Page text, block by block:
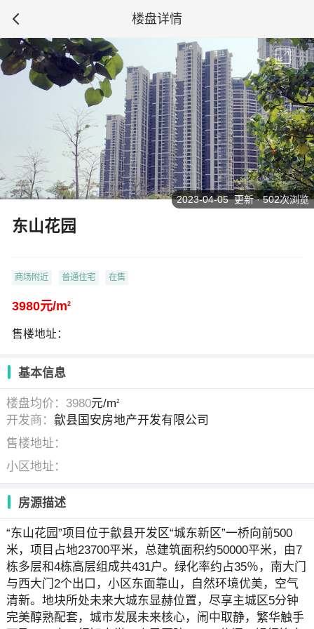
楼盘详情
东山花园
商场附近 普通住宅 在售
3980元/m2
售楼地址：
2023-04-05 更新 · 502次浏览
基本信息
楼盘均价：3980元/m2
开发商：歙县国安房地产开发有限公司
售楼地址：
小区地址：
房源描述
“东山花园”项目位于歙县开发区“城东新区”一桥向前500
米，项目占地23700平米，总建筑面积约50000平米，由7
栋多层和4栋高层组成共431户。绿化率约占35％，南大门
与西大门2个出口，小区东面靠山，自然环境优美，空气
清新。地块所处未来大城东显赫位置，尽享主城区5分钟
完美醇熟配套，城市发展未来核心，闹中取静，繁华触手